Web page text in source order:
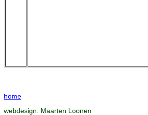
home
webdesign: Maarten Loonen